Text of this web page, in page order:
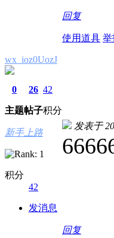
回复
使用道具 举
wx_ioz0UozJ
0
主题
26
帖子
42
积分
新手上路
积分
42
发消息
发表于
回复